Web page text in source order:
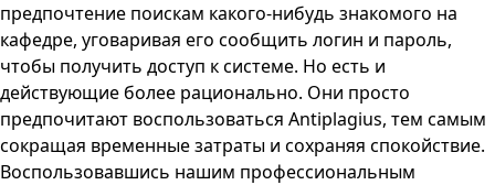
предпочтение поискам какого-нибудь знакомого на
кафедре, уговаривая его сообщить логин и пароль,
чтобы получить доступ к системе. Но есть и
действующие более рационально. Они просто
предпочитают воспользоваться Antiplagius, тем самым
сокращая временные затраты и сохраняя спокойствие.
Воспользовавшись нашим профессиональным